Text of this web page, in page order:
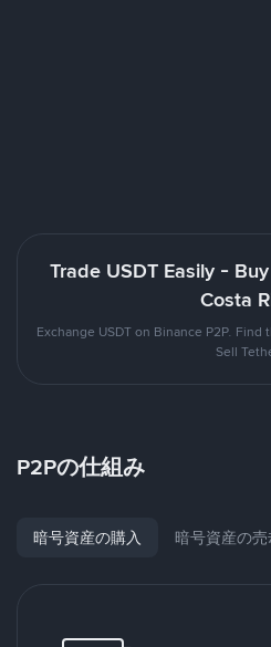
Trade USDT Easily -
Costa
Exchange USDT on Binance P2P.
Sell
P2Pの仕組み
暗号資産の購入 暗号資産の売